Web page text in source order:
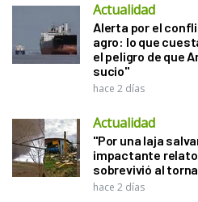
Actualidad
Alerta por el
agro: lo que
el peligro de que
sucio"
hace 2 días
Actualidad
"Por una laja
impactante
sobrevivió al
hace 2 días